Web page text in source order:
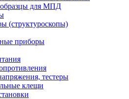
для МПД
(структуроскопы)
приборы
тестеры
клещи